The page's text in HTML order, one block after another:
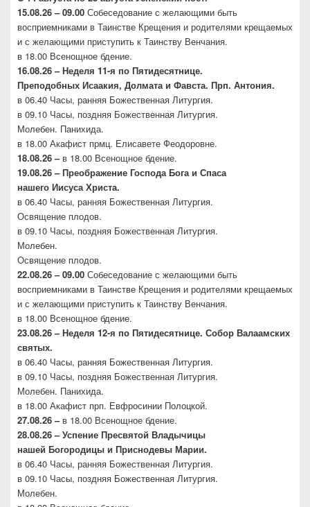
15.08.26 – 09.00 Собеседование с желающими быть
восприемниками в Таинстве Крещения и родителями крещаемых
и с желающими приступить к Таинству Венчания.
в 18.00 Всенощное бдение.
16.08.26 – Неделя 11-я по Пятидесятнице.
Преподобных Исаакия, Долмата и Фавста. Прп. Антония.
в 06.40 Часы, ранняя Божественная Литургия.
в 09.10 Часы, поздняя Божественная Литургия.
Молебен. Панихида.
в 18.00 Акафист прмц. Елисавете Феодоровне.
18.08.26 –в 18.00 Всенощное бдение.
19.08.26 – Преображение Господа Бога и Спаса
нашего Иисуса Христа.
в 06.40 Часы, ранняя Божественная Литургия.
Освящение плодов.
в 09.10 Часы, поздняя Божественная Литургия.
Молебен.
Освящение плодов.
22.08.26 – 09.00 Собеседование с желающими быть
восприемниками в Таинстве Крещения и родителями крещаемых
и с желающими приступить к Таинству Венчания.
в 18.00 Всенощное бдение.
23.08.26 – Неделя 12-я по Пятидесятнице. Собор Валаамских
святых.
в 06.40 Часы, ранняя Божественная Литургия.
в 09.10 Часы, поздняя Божественная Литургия.
Молебен. Панихида.
в 18.00 Акафист прп. Евфросинии Полоцкой.
27.08.26 –в 18.00 Всенощное бдение.
28.08.26 – Успение Пресвятой Владычицы
нашей Богородицы и Приснодевы Марии.
в 06.40 Часы, ранняя Божественная Литургия.
в 09.10 Часы, поздняя Божественная Литургия.
Молебен.